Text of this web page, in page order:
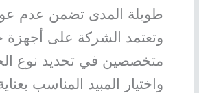
طويلة المدى تضمن عدم
وتعتمد الشركة على أجهزة
متخصصين في تحديد نوع
واختيار المبيد المناسب